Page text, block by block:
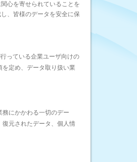
心を寄せられていることを
、皆様のデータを安全に保
っている企業ユーザ向けの
定め、データ取り扱い業
にかかわる一切のデー
元されたデータ、個人情